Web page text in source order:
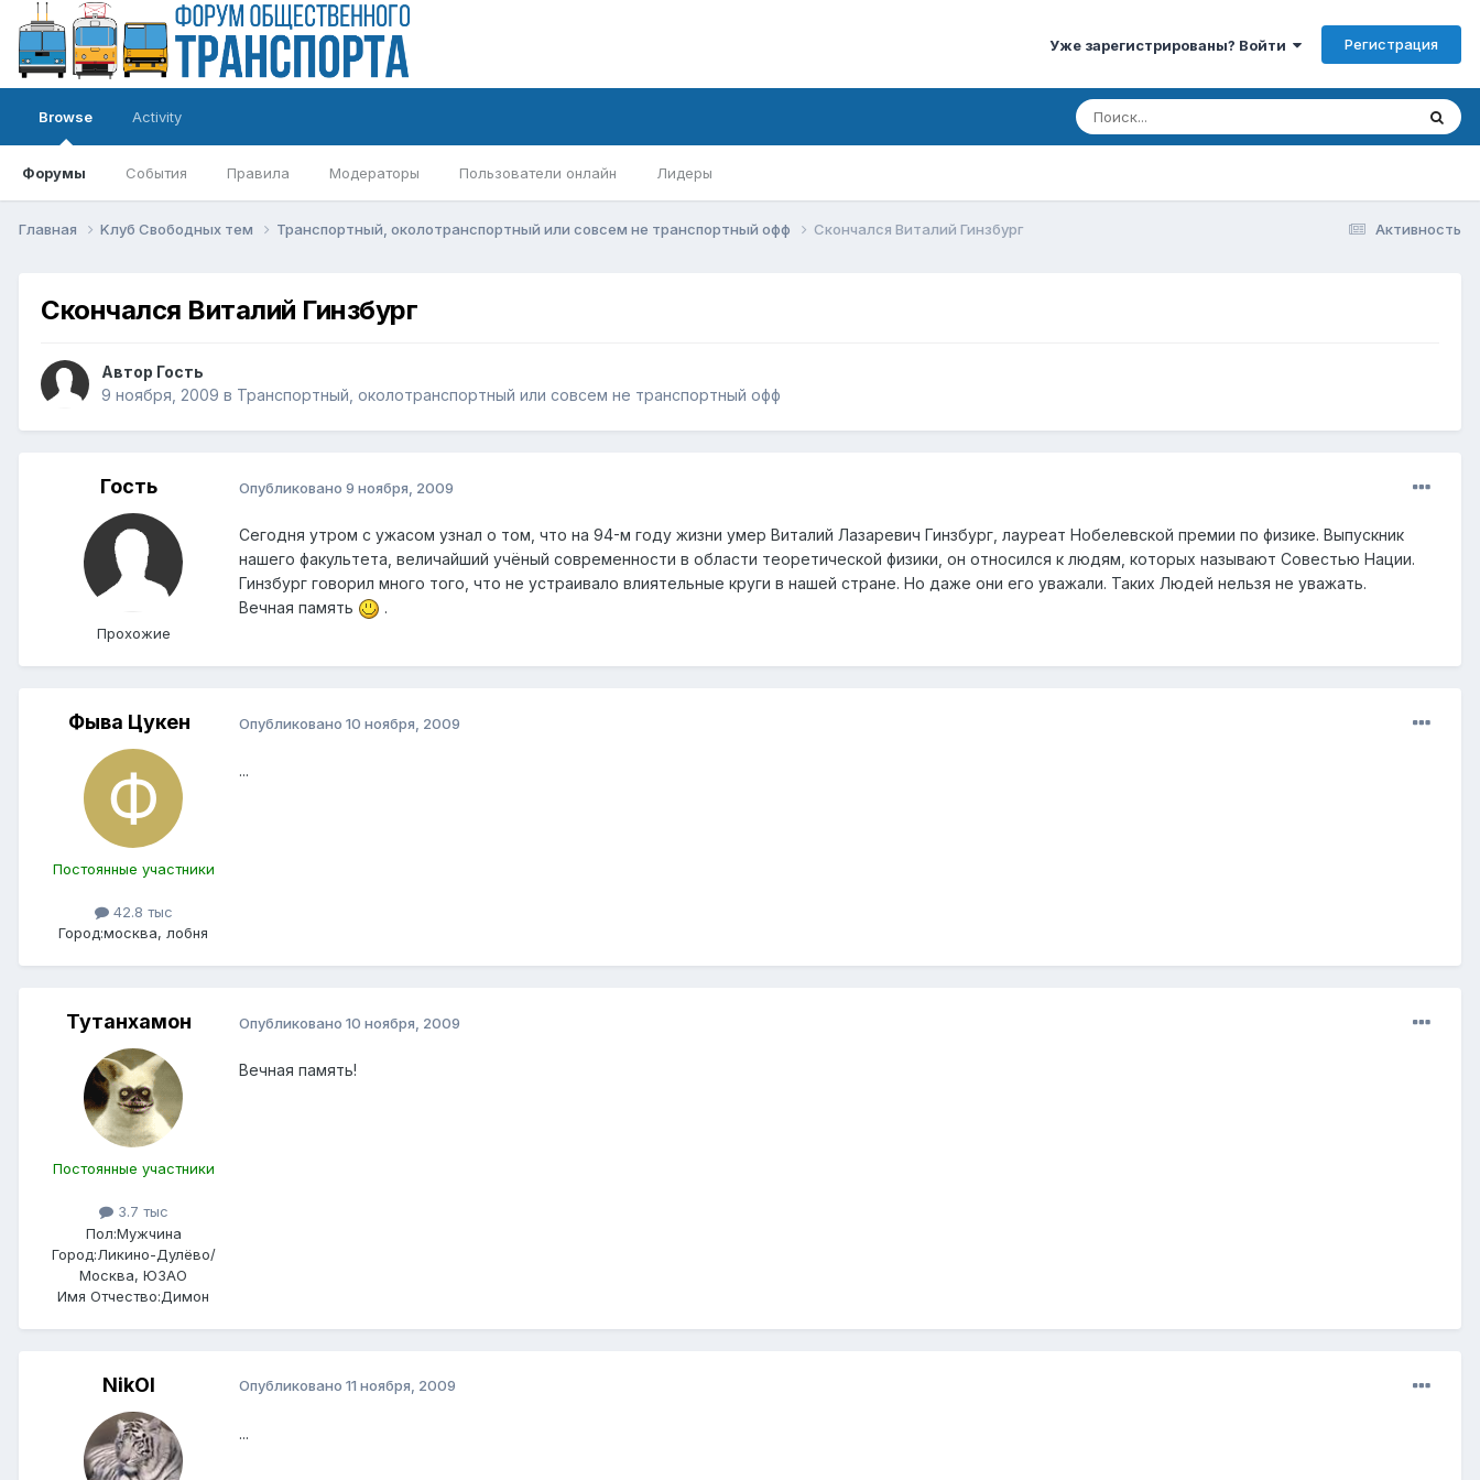
Уже зарегистрированы? Войти Регистрация
Browse
Форумы События Правила Модераторы Пользователи онлайн Лидеры
Activity
Активность
Главная Kлуб Свободных тем Транспортный, околотранспортный или совсем не транспортный офф Скончался Виталий Гинзбург
Скончался Виталий Гинзбург
Автор Гость
9 ноября, 2009 в Транспортный, околотранспортный или совсем не транспортный офф
Гость
Прохожие
Опубликовано 9 ноября, 2009
Сегодня утром с ужасом узнал о том, что на 94-м году жизни умер Виталий Лазаревич Гинзбург, лауреат Нобелевской премии по физике. Выпускник
нашего факультета, величайший учёный современности в области теоретической физики, он относился к людям, которых называют Совестью Нации.
Гинзбург говорил много того, что не устраивало влиятельные круги в нашей стране. Но даже они его уважали. Таких Людей нельзя не уважать.
Вечная память
.
Фыва Цукен
Постоянные участники
42.8 тыс
Город:москва, лобня
Опубликовано 10 ноября, 2009
...
Тутанхамон
Постоянные участники
3.7 тыс
Пол:Мужчина
Город:Ликино-Дулёво/
Москва, ЮЗАО
Имя Отчество:Димон
Опубликовано 10 ноября, 2009
Вечная память!
NikOl Опубликовано 11 ноября, 2009
...